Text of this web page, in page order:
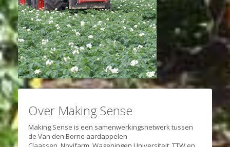
Over Making Sense
Making Sense is een samenwerkingsnetwerk tussen
de Van den Borne aardappelen